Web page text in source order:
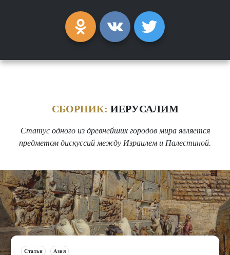
СБОРНИК: ИЕРУСАЛИМ
Статус одного из древнейших городов мира является
предметом дискуссий между Израилем и Палестиной.
Статьи Азия